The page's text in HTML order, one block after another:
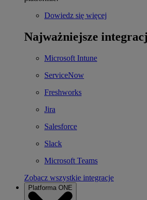
Dowiedz się więcej
Najważniejsze
Microsoft Intune
ServiceNow
Freshworks
Jira
Salesforce
Slack
Microsoft Teams
Zobacz wszystkie integracje
Platforma ONE